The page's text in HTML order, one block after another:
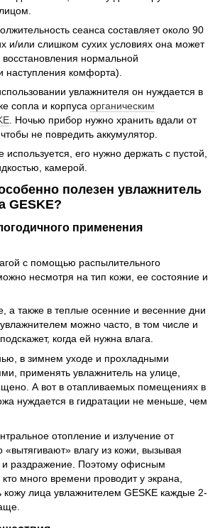
сеанса составляет около 90
и/или слишком сухих условиях она может
нормальной
наступления комфорта).
увлажнителя он нуждается в
сопла и корпуса органическим
. Ночью прибор нужно хранить вдали от
не повредить аккумулятор.
используется, его нужно держать с пустой,
камерой.
полезен увлажнитель
GESKE?
применения
с помощью распылительного
несмотря на тип кожи, ее состояние и
а также в теплые осенние и весенние дни
можно часто, в том числе и
когда ей нужна влага.
в зимнем уходе и прохладными
применять увлажнитель на улице,
А вот в отапливаемых помещениях в
нуждается в гидратации не меньше, чем
отопление и излучение от
«вытягивают» влагу из кожи, вызывая
и раздражение. Поэтому офисным
много времени проводит у экрана,
кожу лица увлажнителем GESKE каждые 2-